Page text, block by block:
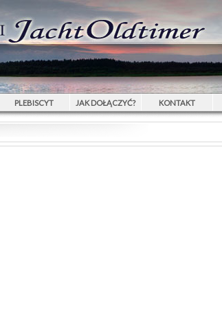
PLEBISCYT JAK DOŁĄCZYĆ? KONTAKT